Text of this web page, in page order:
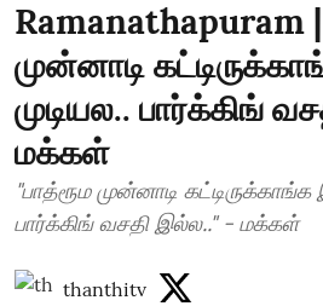
Ramanathapuram |
முன்னாடி
முடியல.. பார்க்கிங்
மக்கள்
"பாத்ரூம முன்னாடி கட்டிருக்காங்க
பார்க்கிங் வசதி இல்ல.." - மக்கள்
thanthitv